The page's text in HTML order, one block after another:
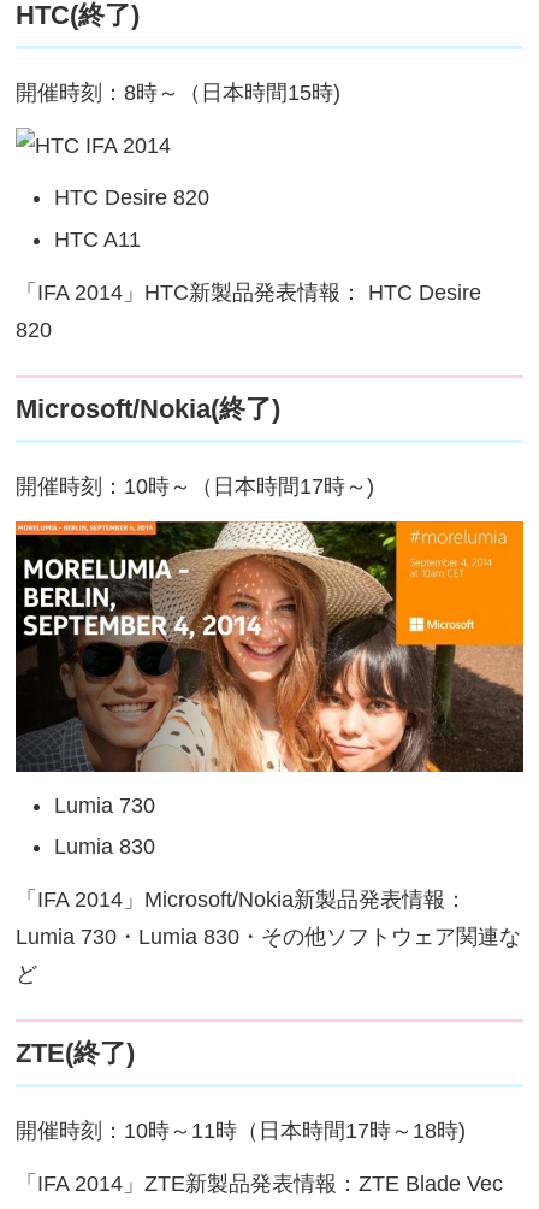
HTC(終了)
開催時刻：8時～（日本時間15時)
HTC Desire 820
HTC A11
「IFA 2014」HTC新製品発表情報： HTC Desire
820
Microsoft/Nokia(終了)
開催時刻：10時～（日本時間17時～)
Lumia 730
Lumia 830
「IFA 2014」Microsoft/Nokia新製品発表情報：
Lumia 730・Lumia 830・その他ソフトウェア関連な
ど
ZTE(終了)
開催時刻：10時～11時（日本時間17時～18時)
「IFA 2014」ZTE新製品発表情報：ZTE Blade Vec